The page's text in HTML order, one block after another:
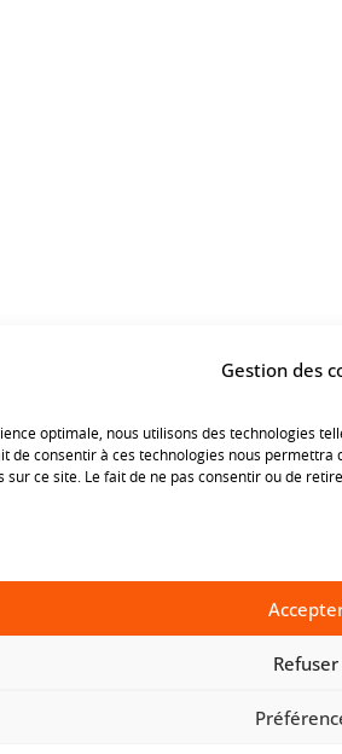
Gestion des
optimale, nous utilisons des technologies
de consentir à ces technologies nous
sur ce site. Le fait de ne pas consentir ou de
Refuser